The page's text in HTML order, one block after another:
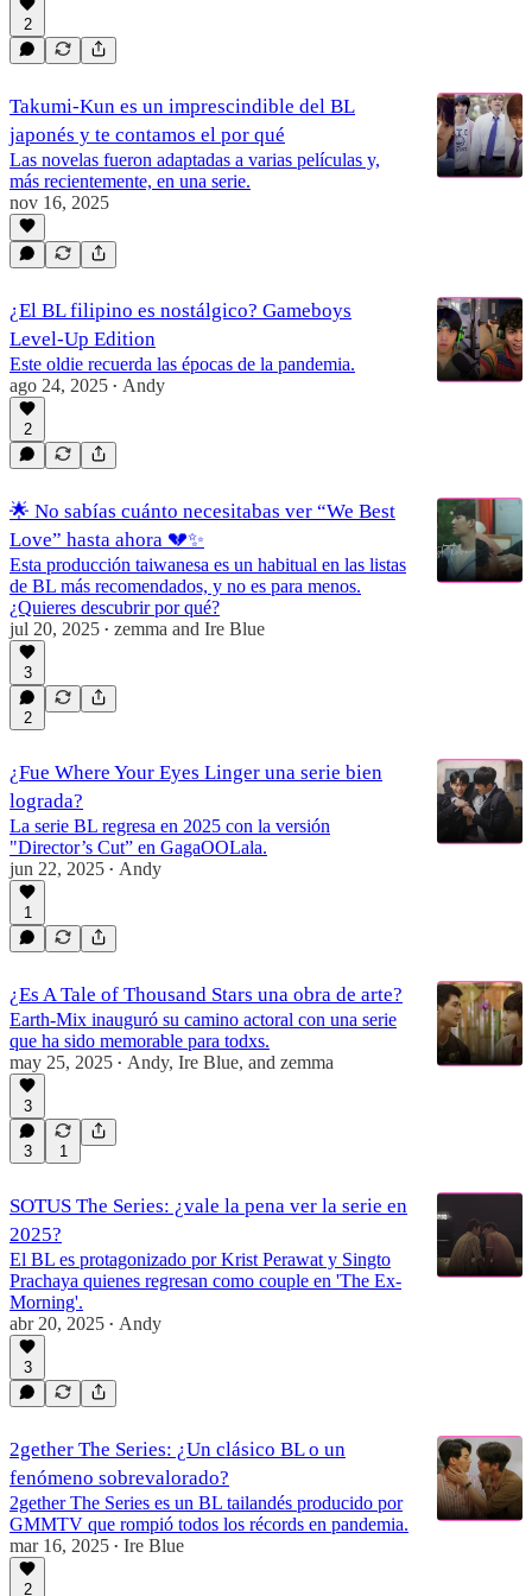
2
Takumi-Kun es un imprescindible del BL
japonés y te contamos el por qué
Las novelas fueron adaptadas a varias películas y,
más recientemente, en una serie.
nov 16, 2025
¿El BL filipino es nostálgico? Gameboys
Level-Up Edition
Este oldie recuerda las épocas de la pandemia.
ago 24, 2025 • Andy
2
🌟 No sabías cuánto necesitabas ver “We Best
Love” hasta ahora 💔✨
Esta producción taiwanesa es un habitual en las listas
de BL más recomendados, y no es para menos.
¿Quieres descubrir por qué?
jul 20, 2025 • zemma and Ire Blue
3
2
¿Fue Where Your Eyes Linger una serie bien
lograda?
La serie BL regresa en 2025 con la versión
"Director’s Cut” en GagaOOLala.
jun 22, 2025 • Andy
1
¿Es A Tale of Thousand Stars una obra de arte?
Earth-Mix inauguró su camino actoral con una serie
que ha sido memorable para todxs.
may 25, 2025 • Andy, Ire Blue, and zemma
3
3 1
SOTUS The Series: ¿vale la pena ver la serie en
2025?
El BL es protagonizado por Krist Perawat y Singto
Prachaya quienes regresan como couple en 'The Ex-
Morning'.
abr 20, 2025 • Andy
3
2gether The Series: ¿Un clásico BL o un
fenómeno sobrevalorado?
2gether The Series es un BL tailandés producido por
GMMTV que rompió todos los récords en pandemia.
mar 16, 2025 • Ire Blue
2